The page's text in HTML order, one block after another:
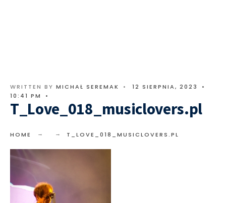
WRITTEN BY MICHAŁ SEREMAK • 12 SIERPNIA, 2023
•
10:41 PM
•
T_Love_018_musiclovers.pl
HOME T_LOVE_018_MUSICLOVERS.PL